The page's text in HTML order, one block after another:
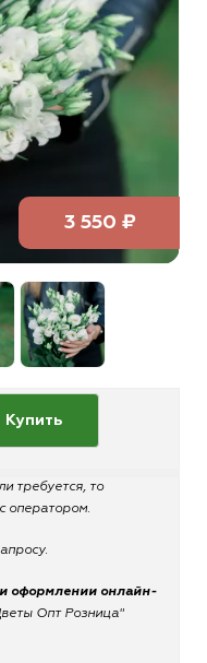
3 550 ₽
требуется, то
оператором.
оформлении онлайн-
Опт Розница"
Купить